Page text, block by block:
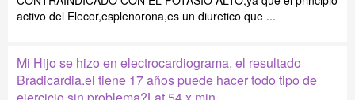
activo del Elecor,esplenorona,es un diuretico que ...
Mi Hijo se hizo en electrocardiograma, el resultado
Bradicardia.el tiene 17 años puede hacer todo tipo de